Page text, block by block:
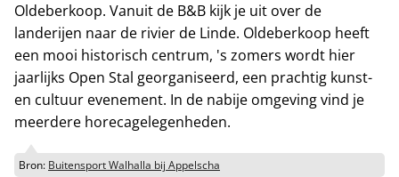
Oldeberkoop. Vanuit de B&B kijk je uit over de
landerijen naar de rivier de Linde. Oldeberkoop heeft
een mooi historisch centrum, 's zomers wordt hier
jaarlijks Open Stal georganiseerd, een prachtig kunst-
en cultuur evenement. In de nabije omgeving vind je
meerdere horecagelegenheden.
Bron: Buitensport Walhalla bij Appelscha